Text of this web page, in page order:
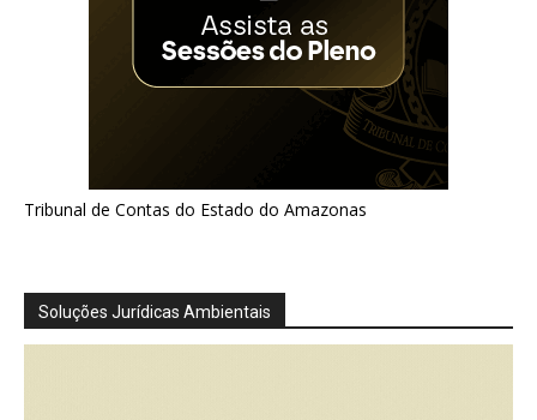
Tribunal de Contas do Estado do Amazonas
Soluções Jurídicas Ambientais